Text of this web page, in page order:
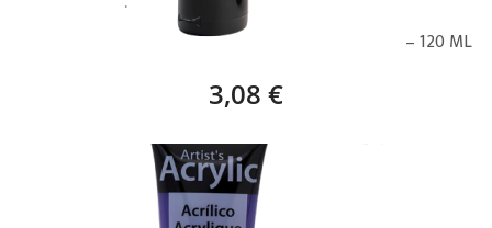
PHOENIX ACRÍLICO AMARILLO NÁPOLES ROJO (201) – 120 ML
3,08 €